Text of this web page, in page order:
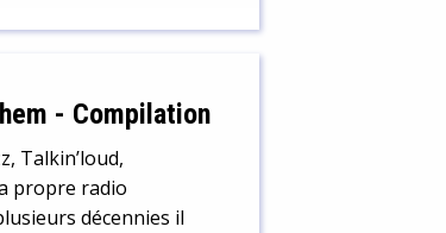
- Compilation
Talkin’loud,
propre radio
décennies il